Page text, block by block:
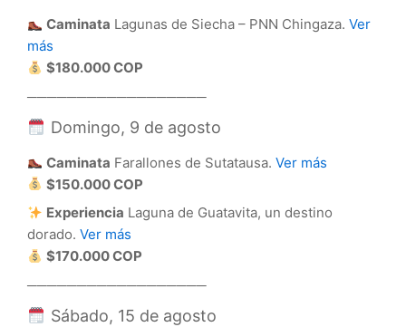
Caminata Lagunas de Siecha – PNN Chingaza.Ver
más
$180.000 COP
──────────────────
Domingo, 9 de agosto
Caminata Farallones de Sutatausa.Ver más
$150.000 COP
Experiencia Laguna de Guatavita, un destino
dorado. Ver más
$170.000 COP
──────────────────
Sábado, 15 de agosto